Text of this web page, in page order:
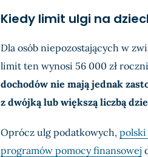
Kiedy limit ulgi na
Dla osób niepozostających w
limit ten wynosi 56 000 zł
dochodów nie mają jednak
z dwójką lub większą liczbą
Oprócz ulg podatkowych,
programów pomocy finansowej